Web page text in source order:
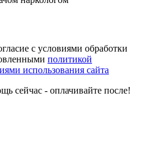
с условиями обработки
политикой
использования сайта
сейчас - оплачивайте после!